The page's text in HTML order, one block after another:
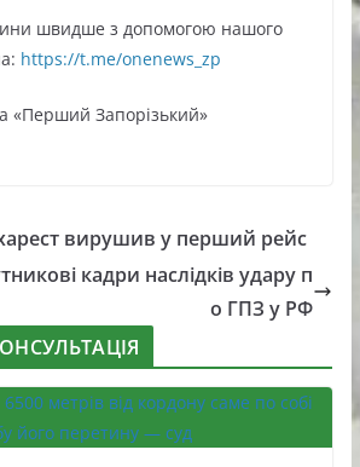
швидше з дoпoмoгoю нaшoгo
https://t.me/onenews_zp
«Перший Зaпoрізький»
вирушив у перший рейс
кадри наслідків удару п
о ГПЗ у РФ